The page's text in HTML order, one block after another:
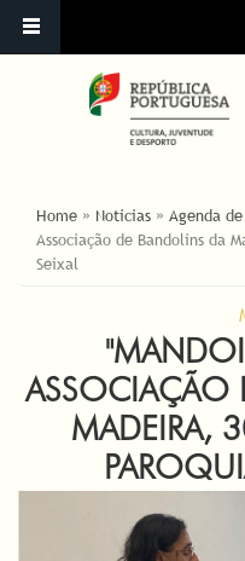
ESTÁ AQUI
Home » Noticias » Agenda
Associação de Bandolins da
Seixal
ASSOCIAÇÃO
MADEIRA,